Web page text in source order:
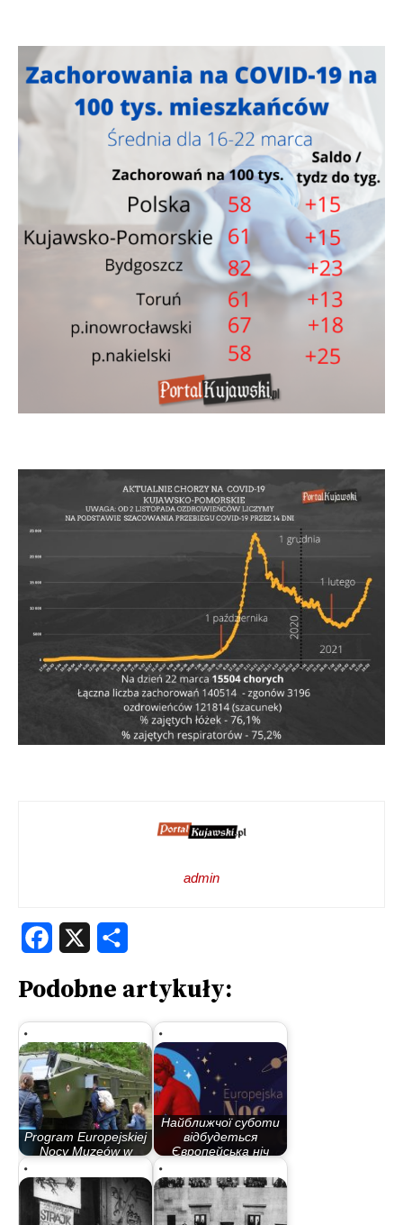
admin
Facebook
Podobne artykuły:
Program Europejskiej
Nocy Muzeów w
Найближчої суботи
відбудеться
Європейська ніч